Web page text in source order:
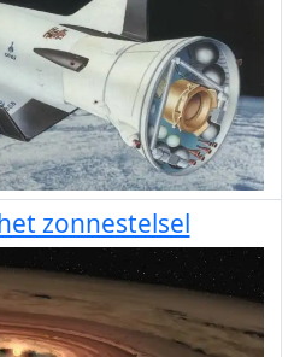
zonnestelsel